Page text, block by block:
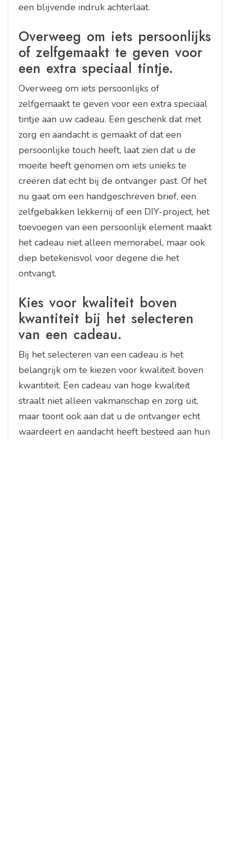
een blijvende indruk achterlaat.
Overweeg om iets persoonlijks
of zelfgemaakt te geven voor
een extra speciaal tintje.
Overweeg om iets persoonlijks of
zelfgemaakt te geven voor een extra speciaal
tintje aan uw cadeau. Een geschenk dat met
zorg en aandacht is gemaakt of dat een
persoonlijke touch heeft, laat zien dat u de
moeite heeft genomen om iets unieks te
creëren dat echt bij de ontvanger past. Of het
nu gaat om een handgeschreven brief, een
zelfgebakken lekkernij of een DIY-project, het
toevoegen van een persoonlijk element maakt
het cadeau niet alleen memorabel, maar ook
diep betekenisvol voor degene die het
ontvangt.
Kies voor kwaliteit boven
kwantiteit bij het selecteren
van een cadeau.
Bij het selecteren van een cadeau is het
belangrijk om te kiezen voor kwaliteit boven
kwantiteit. Een cadeau van hoge kwaliteit
straalt niet alleen vakmanschap en zorg uit,
maar toont ook aan dat u de ontvanger echt
waardeert en aandacht heeft besteed aan hun